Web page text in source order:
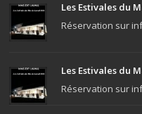
Les Estivales du
Réservation sur
Les Estivales du
Réservation sur